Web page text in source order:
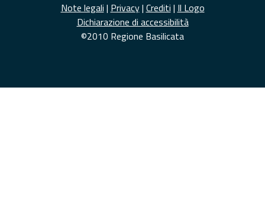
Note legali | Privacy| Crediti | Il Logo
Dichiarazione di accessibilità
©2010 Regione Basilicata